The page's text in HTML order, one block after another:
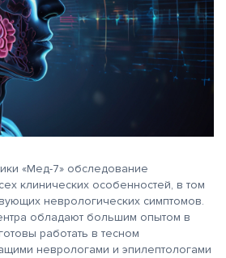
«Мед-7» обследование
клинических особенностей, в том
неврологических симптомов.
обладают большим опытом в
работать в тесном
неврологами и эпилептологами